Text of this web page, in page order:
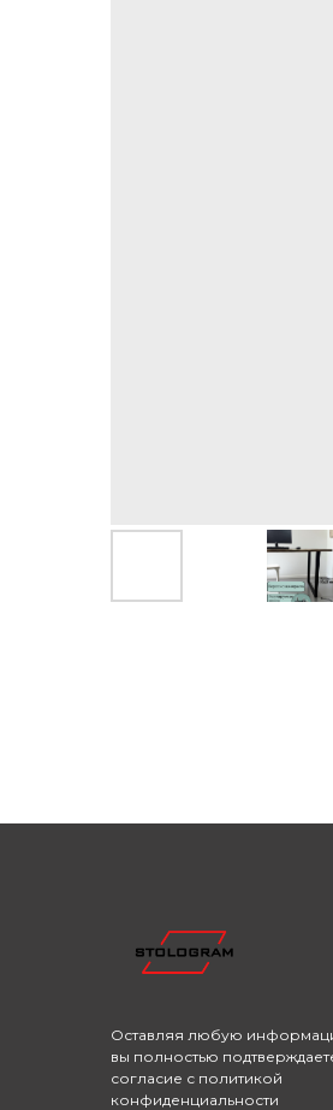
Оставляя любую
вы полностью
согласие с политикой
конфиденциальности